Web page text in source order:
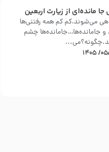
مانده‌ای از زیارت اربعین
می‌شوند،کم‌ کم همه رفتنی‌ها
و جامانده‌ها…جامانده‌ها چشم